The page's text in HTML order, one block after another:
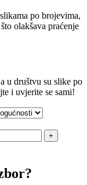
po brojevima,
olakšava praćenje
u društvu su slike po
i uvjerite se sami!